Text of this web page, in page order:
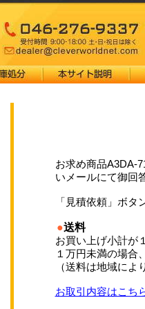
お求め商品A3DA-
いメールにて御回
「見積依頼」ボタ
●送料
お買い上げ小計が
１万円未満の場合
（送料は地域によ
お取引内容はこち